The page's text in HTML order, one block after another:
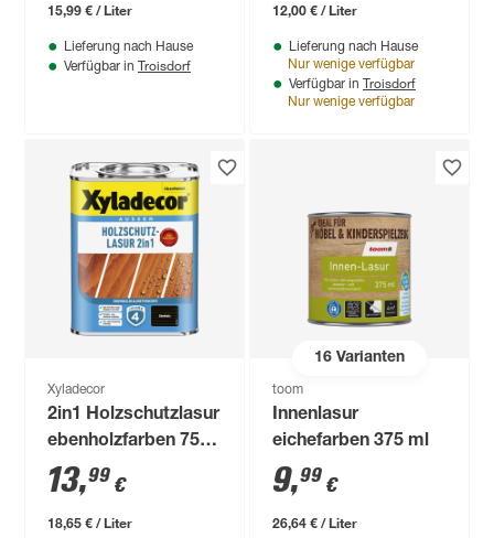
15,99 € / Liter
Lieferung nach Hause
Verfügbar in Troisdorf
12,00 € / Liter
Lieferung nach Hause
Nur wenige verfügbar
Verfügbar in Troisdorf
Nur wenige verfügbar
Xyladecor
2in1 Holzschutzlasur
ebenholzfarben 750
ml
13,99 €
18,65 € / Liter
16Varianten
toom
Innenlasur
eichefarben 375 ml
9,99 €
26,64 € / Liter